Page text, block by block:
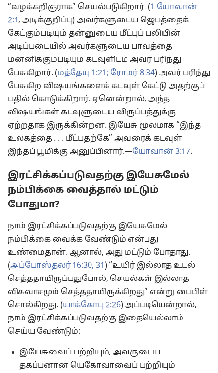
“வழக்கறிஞராக” செயல்படுகிறார். (1 யோவான்
2:1, அடிக்குறிப்பு) அவர்களுடைய ஜெபத்தைக்
கேட்கும்படியும் தன்னுடைய மீட்புப் பலியின்
அடிப்படையில் அவர்களுடைய பாவத்தை
மன்னிக்கும்படியும் கடவுளிடம் அவர் பரிந்து
பேசுகிறார். (மத்தேயு 1:21; ரோமர் 8:34) அவர் பரிந்து
பேசுகிற விஷயங்களைக் கடவுள் கேட்டு அதற்குப்
பதில் கொடுக்கிறார். ஏனென்றால், அந்த
விஷயங்கள் கடவுளுடைய விருப்பத்துக்கு
ஏற்றதாக இருக்கின்றன. இயேசு மூலமாக “இந்த
உலகத்தை . . . மீட்பதற்கே” அவரைக் கடவுள்
இந்தப் பூமிக்கு அனுப்பினார்.—யோவான் 3:17.
இரட்சிக்கப்படுவதற்கு இயேசுமேல்
நம்பிக்கை வைத்தால் மட்டும்
போதுமா?
நாம் இரட்சிக்கப்படுவதற்கு இயேசுமேல்
நம்பிக்கை வைக்க வேண்டும் என்பது
உண்மைதான். ஆனால், அது மட்டும் போதாது.
(அப்போஸ்தலர் 16:30, 31 ) “உயிர் இல்லாத உடல்
செத்ததாயிருப்பதுபோல், செயல்கள் இல்லாத
விசுவாசமும் செத்ததாயிருக்கிறது” என்று பைபிள்
சொல்கிறது. (யாக்கோபு 2:26) அப்படியென்றால்,
நாம் இரட்சிக்கப்படுவதற்கு இதையெல்லாம்
செய்ய வேண்டும்:
இயேசுவைப் பற்றியும், அவருடைய
தகப்பனான யெகோவாவைப் பற்றியும்